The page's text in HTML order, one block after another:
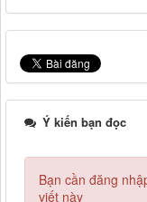
Ý kiến bạn đọc
Bạn cần đăng
viết này